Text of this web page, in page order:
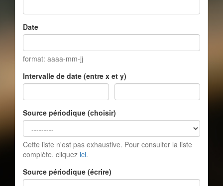
Date
format: aaaa-mm-jj
Intervalle de date (entre x et y)
-
Source périodique (choisir)
Cette liste n'est pas exhaustive. Pour consulter la liste
complète, cliquez ici.
Source périodique (écrire)